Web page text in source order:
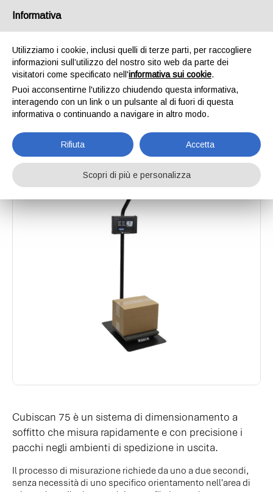
CUBISCAN 75
HOME SOLUZIONI SISTEMA DI MISURAZIONE AUTOMATICA
CUBISCAN
CUBISCAN 75
Cubiscan 75 è un sistema di dimensionamento a
soffitto che misura rapidamente e con precisione i
pacchi negli ambienti di spedizione in uscita.
Il processo di misurazione richiede da uno a due secondi,
senza necessità di uno specifico orientamento nell'area di
Informativa
Utilizziamo i cookie, inclusi quelli di terze parti, per raccogliere
informazioni sull’utilizzo del nostro sito web da parte dei
visitatori come specificato nell'informativa sui cookie.
Puoi acconsentirne l'utilizzo chiudendo questa informativa,
interagendo con un link o un pulsante al di fuori di questa
informativa o continuando a navigare in altro modo.
Rifiuta Accetta
Scopri di più e personalizza